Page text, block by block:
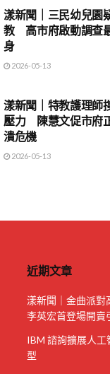
漾新聞｜三民幼兒園
教 高市府啟動調查
身
2026-05-13
漾新聞｜特教護理師
壓力 陳慧文促市府
潰危機
2026-05-13
近期文章
漾新聞｜金曲派
李英宏首登場開賣
IBM 諮詢擴展人
型